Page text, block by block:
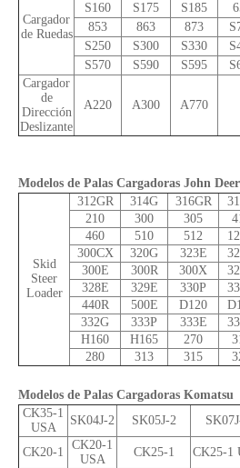
Cargador
de Ruedas
S160
S175 S185
853
863 873
S250
S300 S330
S570
S590 S595
Cargador
de
Dirección
Deslizante
A220 A300 A770
Modelos de Palas Cargadoras John
Skid
Steer
Loader
312GR 314G 316GR
210
300 305
460
510 512
300CX
320G 323E
300E
300R 300X
328E
329E 330P
440R
500E D120
332G
333P 333E
H160
H165 270
280
313 315
Modelos de Palas Cargadoras Komatsu
CK35-1
USA
SK04J-2 SK05J-2
CK20-1
CK20-1
USA
CK25-1 CK25-1